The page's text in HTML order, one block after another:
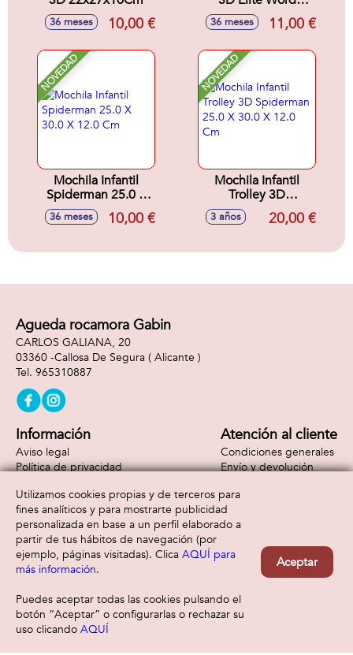
36 meses 10,00 €
30X25X10Cm
36 meses 11,00 €
NOVEDAD
Mochila Infantil
Spiderman 25.0 X
30.0 X 12.0 Cm
36 meses 10,00 €
NOVEDAD
Mochila Infantil
Trolley 3D
Spiderman 25.0 X
30.0 X 12.0 Cm
3 años 20,00 €
Agueda rocamora Gabin
CARLOS GALIANA, 20
03360 -Callosa De Segura ( Alicante )
965310887
Información
Aviso legal
Política de privacidad
Atención al cliente
Condiciones generales
Envío y devolución
Formas de pago
Utilizamos cookies propias y de terceros para
fines analíticos y para mostrarte publicidad
personalizada en base a un perfil elaborado a
partir de tus hábitos de navegación (por
ejemplo, páginas visitadas). Clica AQUÍ para
más información.
Puedes aceptar todas las cookies pulsando el
botón “Aceptar” o configurarlas o rechazar su
uso clicando AQUÍ
Aceptar